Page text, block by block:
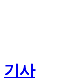
기사